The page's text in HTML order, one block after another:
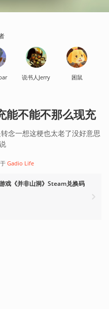
说书人Jerry 困鼠
能不能不那么现充
念一想这梗也太老了没好意思
Gadio Life
戏《并非山洞》Steam兑换码